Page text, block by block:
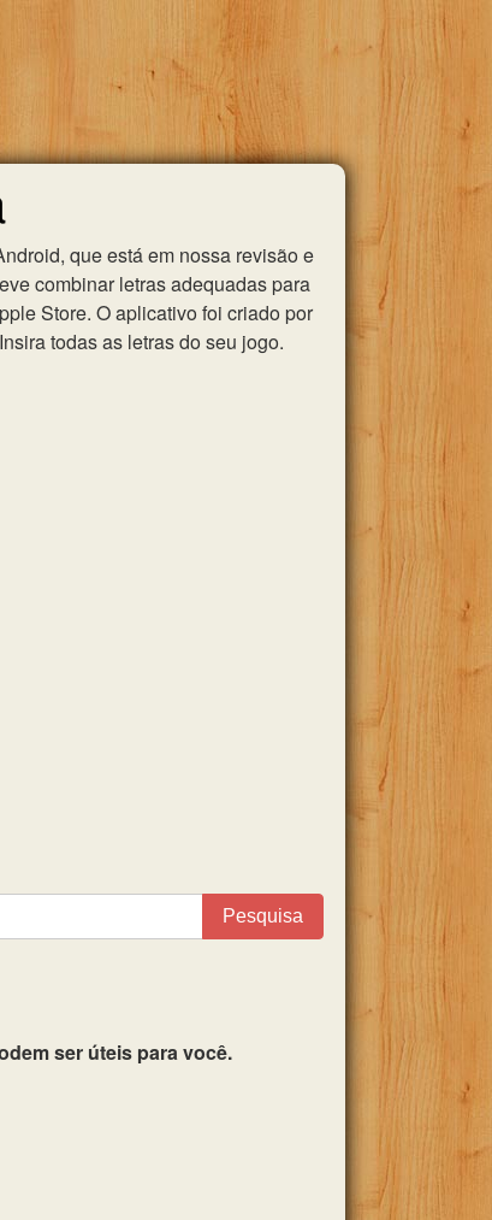
que está em nossa revisão e
combinar letras adequadas para
Store. O aplicativo foi criado por
todas as letras do seu jogo.
Pesquisa
ser úteis para você.